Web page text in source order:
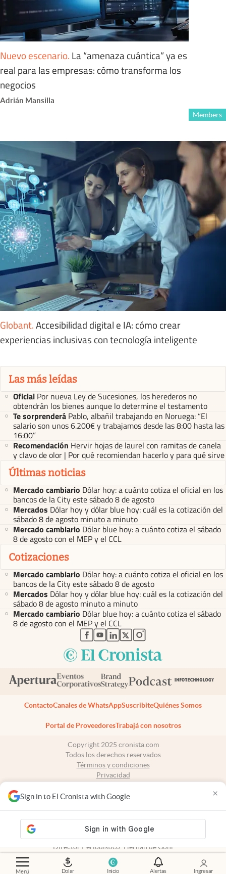
Menú Dolar Inicio Alertas Ingresar
Sign in to El Cronista with Google ×
Nuevo escenario. La “amenaza cuántica” ya es
real para las empresas: cómo transforma los
negocios
Adrián Mansilla
Members
Globant.Accesibilidad digital e IA: cómo crear
experiencias inclusivas con tecnología inteligente
Las más leídas
Oficial Por nueva Ley de Sucesiones, los herederos no
obtendrán los bienes aunque lo determine el testamento
Te sorprenderá Pablo, albañil trabajando en Noruega: “El
salario son unos 6.200€ y trabajamos desde las 8:00 hasta las
16:00”
Recomendación Hervir hojas de laurel con ramitas de canela
y clavo de olor | Por qué recomiendan hacerlo y para qué sirve
Últimas noticias
Mercado cambiario Dólar hoy: a cuánto cotiza el oficial en los
bancos de la City este sábado 8 de agosto
Mercados Dólar hoy y dólar blue hoy: cuál es la cotización del
sábado 8 de agosto minuto a minuto
Mercado cambiario Dólar blue hoy: a cuánto cotiza el sábado
8 de agosto con el MEP y el CCL
Cotizaciones
Mercado cambiario Dólar hoy: a cuánto cotiza el oficial en los
bancos de la City este sábado 8 de agosto
Mercados Dólar hoy y dólar blue hoy: cuál es la cotización del
sábado 8 de agosto minuto a minuto
Mercado cambiario Dólar blue hoy: a cuánto cotiza el sábado
8 de agosto con el MEP y el CCL
abre en nueva pestaña
abre en nueva pestaña
abre en nueva pestaña
abre en nueva pestaña
abre en nueva pestaña
ContactoCanales de WhatsAppSuscribiteQuiénes Somos
Portal de ProveedoresTrabajá con nosotros
Copyright 2025 cronista.com
Todos los derechos reservados
Términos y condiciones
Privacidad
Tel: +54 11 7078-3270
propiedad intelectual: 56576959
N° de edición: 10.951 - 8 de agosto de 2026
Director Periodístico: Hernán de Goñi